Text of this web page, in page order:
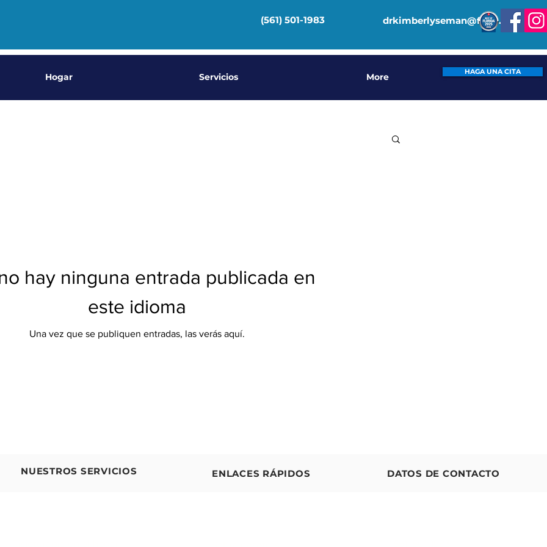
(561) 501-1983 drkimberlyseman@fitpt.org
Hogar Servicios More HAGA UNA CITA
hay ninguna entrada publicada en
este idioma
Una vez que se publiquen entradas, las verás aquí.
NUESTROS SERVICIOS ENLACES RÁPIDOS DATOS DE CONTACTO